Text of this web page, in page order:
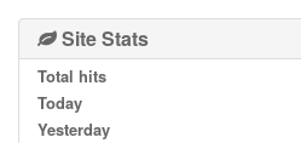
Site Stats
Total hits
Today
Yesterday